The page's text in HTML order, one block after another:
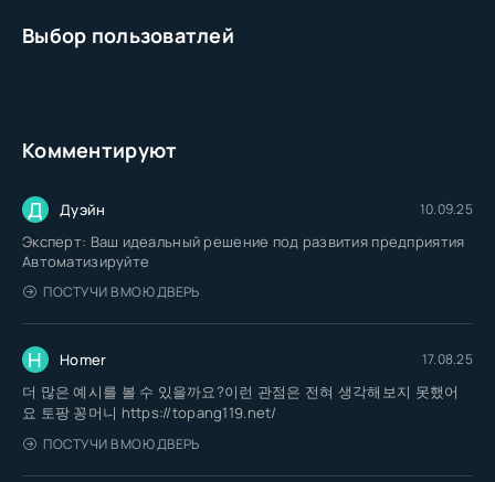
Выбор пользоватлей
Комментируют
Д Дуэйн 10.09.25
Эксперт: Ваш идеальный решение под развития предприятия
Автоматизируйте
ПОСТУЧИ В МОЮ ДВЕРЬ
H Homer 17.08.25
더 많은 예시를 볼 수 있을까요?이런 관점은 전혀 생각해보지 못했어
요 토팡 꽁머니 https://topang119.net/
ПОСТУЧИ В МОЮ ДВЕРЬ